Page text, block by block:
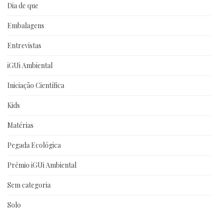
Dia de que
Embalagens
Entrevistas
iGUi Ambiental
Iniciação Científica
Kids
Matérias
Pegada Ecológica
Prêmio iGUi Ambiental
Sem categoria
Solo